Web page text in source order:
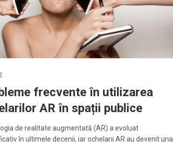
frecvente în utilizarea
AR în spații publice
de realitate augmentată (AR) a evoluat
în ultimele decenii, iar ochelarii AR au devenit una